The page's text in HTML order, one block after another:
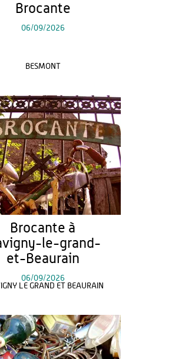
Brocante
06/09/2026
BESMONT
Brocante à
le-grand-
et-Beaurain
06/09/2026
LE GRAND ET BEAURAIN